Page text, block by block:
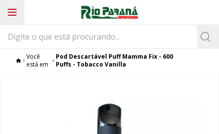
Você
está em
Pod Descartável Puff Mamma Fix - 600
Puffs - Tobacco Vanilla